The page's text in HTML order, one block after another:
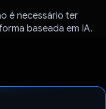
é necessário ter
baseada em IA.